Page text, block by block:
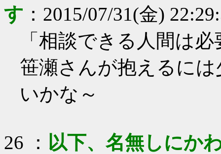
す ： 2015/07/31(金)
「相談できる人間は
笹瀬さんが抱えるに
いかな～
26 ： 以下、名無しにか